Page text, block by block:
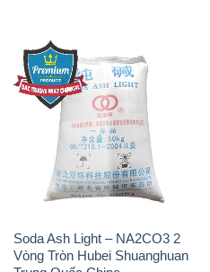
Soda Ash Light – NA2CO3 2
Vòng Tròn Hubei Shuanghuan